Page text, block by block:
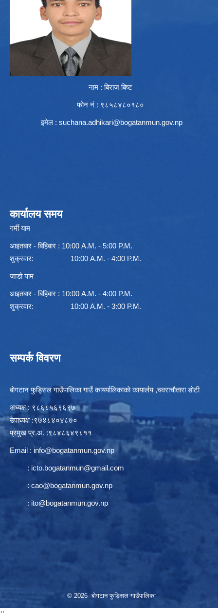
नाम : बिराज बिष्ट
फोन नं : ९८५८४८०१८०
इमेल : suchana.adhikari@bogatanmun.gov.np
कार्यालय समय
गर्मी याम
आइतबार - बिहिबार : 10:00 A.M. - 5:00 P.M.
शुक्रवार: 10:00 A.M. - 4:00 P.M.
जाडो याम
आइतबार - बिहिबार : 10:00 A.M. - 4:00 P.M.
शुक्रवार: 10:00 A.M. - 3:00 P.M.
सम्पर्क विवरण
बाेगटान फुड्सिल गाउँपालिका गाउँ कायर्पालिकाकाे कायार्लय ,चवराचाैतारा डाेटी
अध्यक्ष : ९८६८५६९६९७
उपाध्यक्ष :९७४८४०४८७०
प्रमुख प्र.अ. :९८४८६४९८११
Email : info@bogatanmun.gov.np
: icto.bogatanmun@gmail.com
: cao@bogatanmun.gov.np
: ito@bogatanmun.gov.np
© 2026 बोगटान फुड्सिल गाउँपालिका